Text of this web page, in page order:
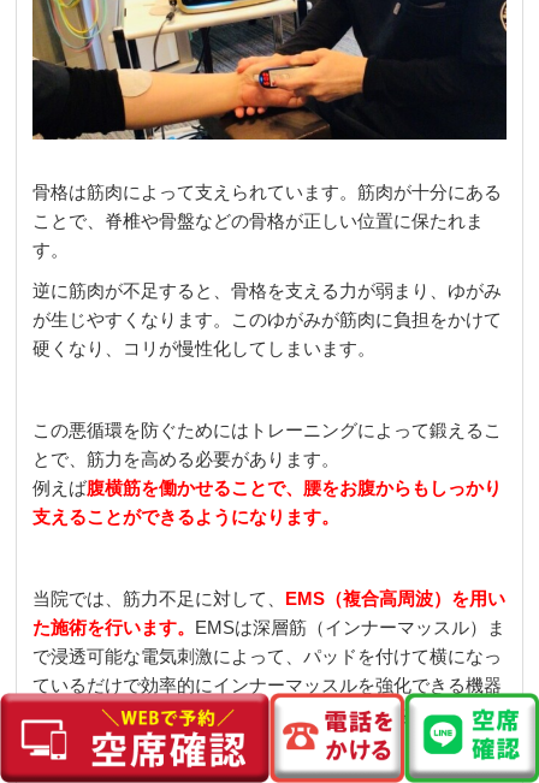
骨格は筋肉によって支えられています。筋肉が十分にある
ことで、脊椎や骨盤などの骨格が正しい位置に保たれま
す。
逆に筋肉が不足すると、骨格を支える力が弱まり、ゆがみ
が生じやすくなります。このゆがみが筋肉に負担をかけて
硬くなり、コリが慢性化してしまいます。
この悪循環を防ぐためにはトレーニングによって鍛えるこ
とで、筋力を高める必要があります。
例えば腹横筋を働かせることで、腰をお腹からもしっかり
支えることができるようになります。
当院では、筋力不足に対して、 EMS（複合高周波）を用い
た施術を行います。 EMSは深層筋（インナーマッスル）ま
で浸透可能な電気刺激によって、パッドを付けて横になっ
ているだけで効率的にインナーマッスルを強化できる機器
です。カラダへの負担も少なく効果的に姿勢を支えるため
の姿勢筋を作ります。